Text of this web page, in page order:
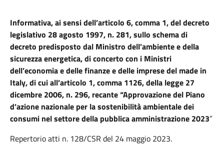
Informativa, ai sensi dell’articolo 6, comma 1, del decreto
legislativo 28 agosto 1997, n. 281, sullo schema di
decreto predisposto dal Ministro dell’ambiente e della
sicurezza energetica, di concerto con i Ministri
dell’economia e delle finanze e delle imprese del made in
Italy, di cui all’articolo 1, comma 1126, della legge 27
dicembre 2006, n. 296, recante “Approvazione del Piano
d’azione nazionale per la sostenibilità ambientale dei
consumi nel settore della pubblica amministrazione 2023”
Repertorio atti n. 128/CSR del 24 maggio 2023.